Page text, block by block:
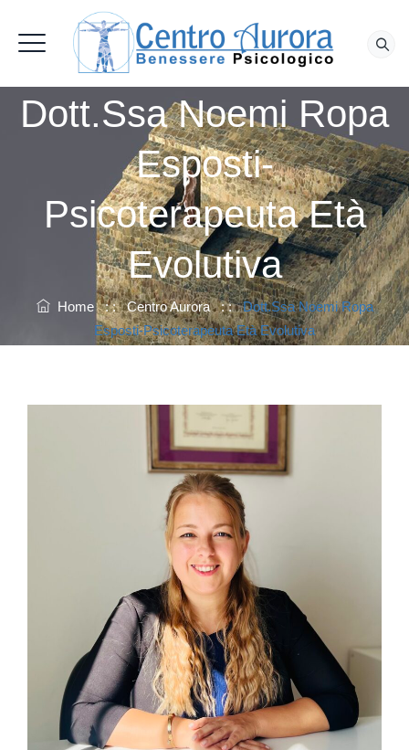
Dott.ssa Noemi Ropa
Esposti-
Psicoterapeuta Età
Evolutiva
Home: :Centro Aurora: :Dott.ssa Noemi Ropa
Esposti-Psicoterapeuta Età Evolutiva